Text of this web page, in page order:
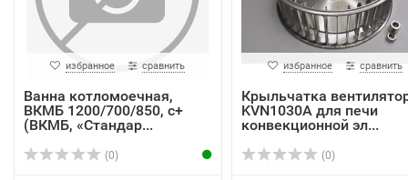
избранное сравнить
Ванна котломоечная,
ВКМБ 1200/700/850, с+
(ВКМБ, «Стандар...
(0)
избранное сравнить
Крыльчатка
KVN1030A для печи
конвекционной эл...
(0)